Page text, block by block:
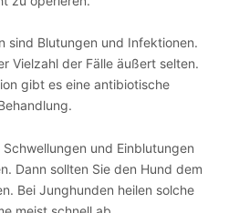
sind Blutungen und Infektionen.
Vielzahl der Fälle äußert selten.
gibt es eine antibiotische
und Einblutungen
Dann sollten Sie den Hund dem
Bei Junghunden heilen solche